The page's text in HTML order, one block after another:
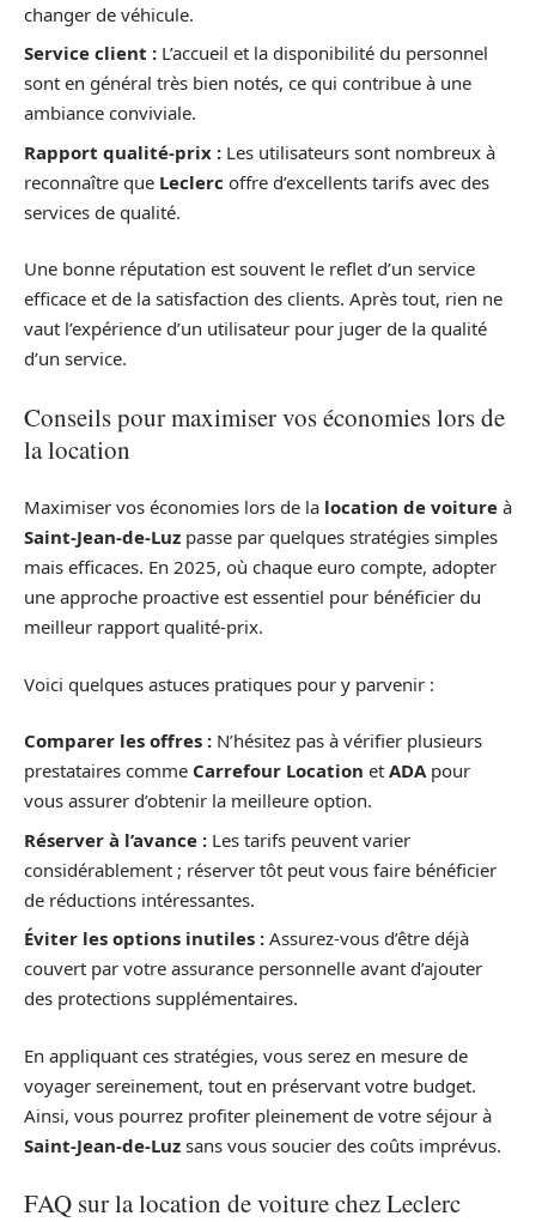
changer de véhicule.
Service client : L’accueil et la disponibilité du personnel
sont en général très bien notés, ce qui contribue à une
ambiance conviviale.
Rapport qualité-prix : Les utilisateurs sont nombreux à
reconnaître que Leclerc offre d’excellents tarifs avec des
services de qualité.
Une bonne réputation est souvent le reflet d’un service
efficace et de la satisfaction des clients. Après tout, rien ne
vaut l’expérience d’un utilisateur pour juger de la qualité
d’un service.
Conseils pour maximiser vos économies lors de
la location
Maximiser vos économies lors de la location de voiture à
Saint-Jean-de-Luz passe par quelques stratégies simples
mais efficaces. En 2025, où chaque euro compte, adopter
une approche proactive est essentiel pour bénéficier du
meilleur rapport qualité-prix.
Voici quelques astuces pratiques pour y parvenir :
Comparer les offres : N’hésitez pas à vérifier plusieurs
prestataires comme Carrefour Location et ADApour
vous assurer d’obtenir la meilleure option.
Réserver à l’avance : Les tarifs peuvent varier
considérablement ; réserver tôt peut vous faire bénéficier
de réductions intéressantes.
Éviter les options inutiles : Assurez-vous d’être déjà
couvert par votre assurance personnelle avant d’ajouter
des protections supplémentaires.
En appliquant ces stratégies, vous serez en mesure de
voyager sereinement, tout en préservant votre budget.
Ainsi, vous pourrez profiter pleinement de votre séjour à
Saint-Jean-de-Luz sans vous soucier des coûts imprévus.
FAQ sur la location de voiture chez Leclerc